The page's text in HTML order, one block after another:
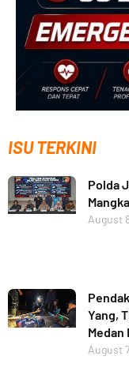
ISU TERKINI
Polda
August
Yang,
Medan
August